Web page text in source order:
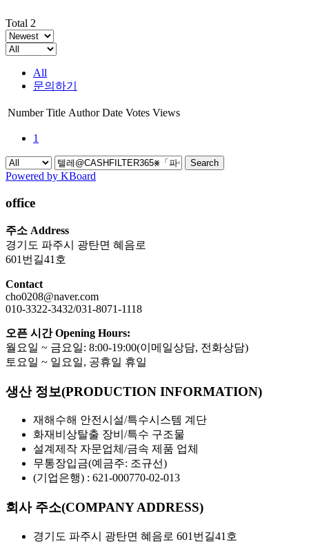
Total 2
All
문의하기
Number Title Author Date Votes Views
1
Search
Powered by KBoard
office
주소 Address
경기도 파주시 광탄면 혜음로
601번길41호
Contact
cho0208@naver.com
010-3322-3432/031-8071-1118
오픈 시간 Opening Hours:
월요일 ~ 금요일: 8:00-19:00(이메일상담, 전화상담)
토요일 ~ 일요일, 공휴일 휴일
생산 정보(PRODUCTION INFORMATION)
재해수해 안전시설/특수시스템 계단
화재비상탈출 장비/특수 구조물
설계제작 자문업체/금속 제품 업체
무통장입금(예금주: 조규선)
(기업은행) : 621-000770-02-013
회사 주소(COMPANY ADDRESS)
경기도 파주시 광탄면 혜음로 601번길41호